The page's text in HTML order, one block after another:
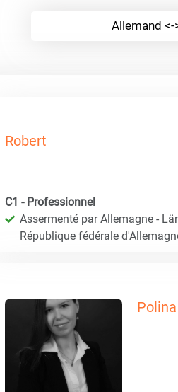
Allemand <-
Robert
C1 - Professionnel
Assermenté par Allemagne -
République fédérale
Polina